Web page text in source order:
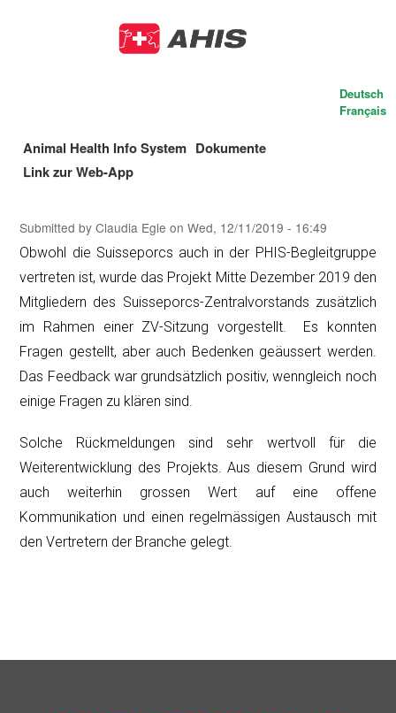
to
Deutsch
Français
Main
navigation
Animal Health Info System Dokumente
Link zur Web-App
Submitted byClaudia Egle onWed, 12/11/2019 - 16:49
Obwohl die Suisseporcs auch in der PHIS-Begleitgruppe
vertreten ist, wurde das Projekt Mitte Dezember 2019 den
Mitgliedern des Suisseporcs-Zentralvorstands zusätzlich
im Rahmen einer ZV-Sitzung vorgestellt. Es konnten
Fragen gestellt, aber auch Bedenken geäussert werden.
Das Feedback war grundsätzlich positiv, wenngleich noch
einige Fragen zu klären sind.
Solche Rückmeldungen sind sehr wertvoll für die
Weiterentwicklung des Projekts. Aus diesem Grund wird
auch weiterhin grossen Wert auf eine offene
Kommunikation und einen regelmässigen Austausch mit
den Vertretern der Branche gelegt.